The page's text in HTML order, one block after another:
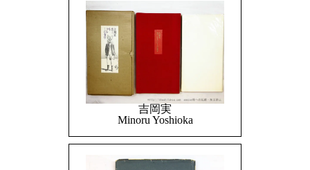
吉岡実
Minoru Yoshioka